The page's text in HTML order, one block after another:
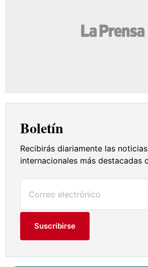
Boletín
Recibirás diariamente las
internacionales más destacadas
Suscribirse